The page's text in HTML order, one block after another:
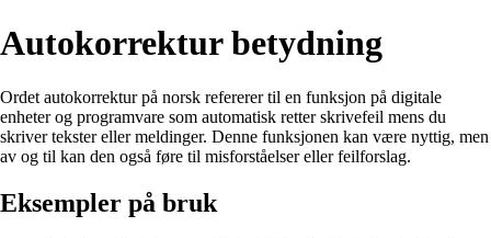
Autokorrektur betydning
Ordet autokorrektur på norsk refererer til en funksjon på digitale
enheter og programvare som automatisk retter skrivefeil mens du
skriver tekster eller meldinger. Denne funksjonen kan være nyttig, men
av og til kan den også føre til misforståelser eller feilforslag.
Eksempler på bruk